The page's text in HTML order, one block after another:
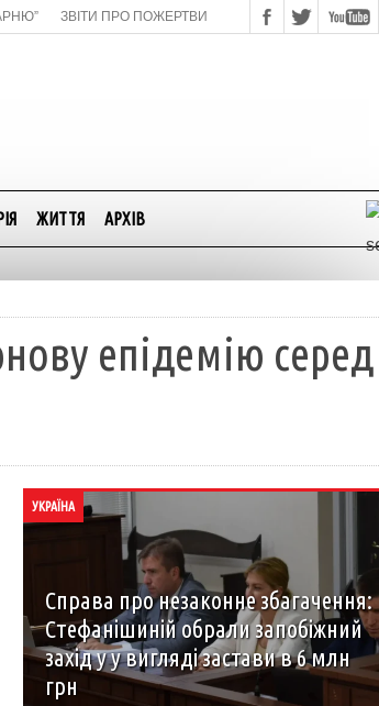
ЗВІТИ ПРО ПОЖЕРТВИ
ЖИТТЯ АРХІВ
епідемію серед
УКРАЇНА
Справа про незаконне збагачення:
Стефанішиній обрали запобіжний
захід у у вигляді застави в 6 млн
грн